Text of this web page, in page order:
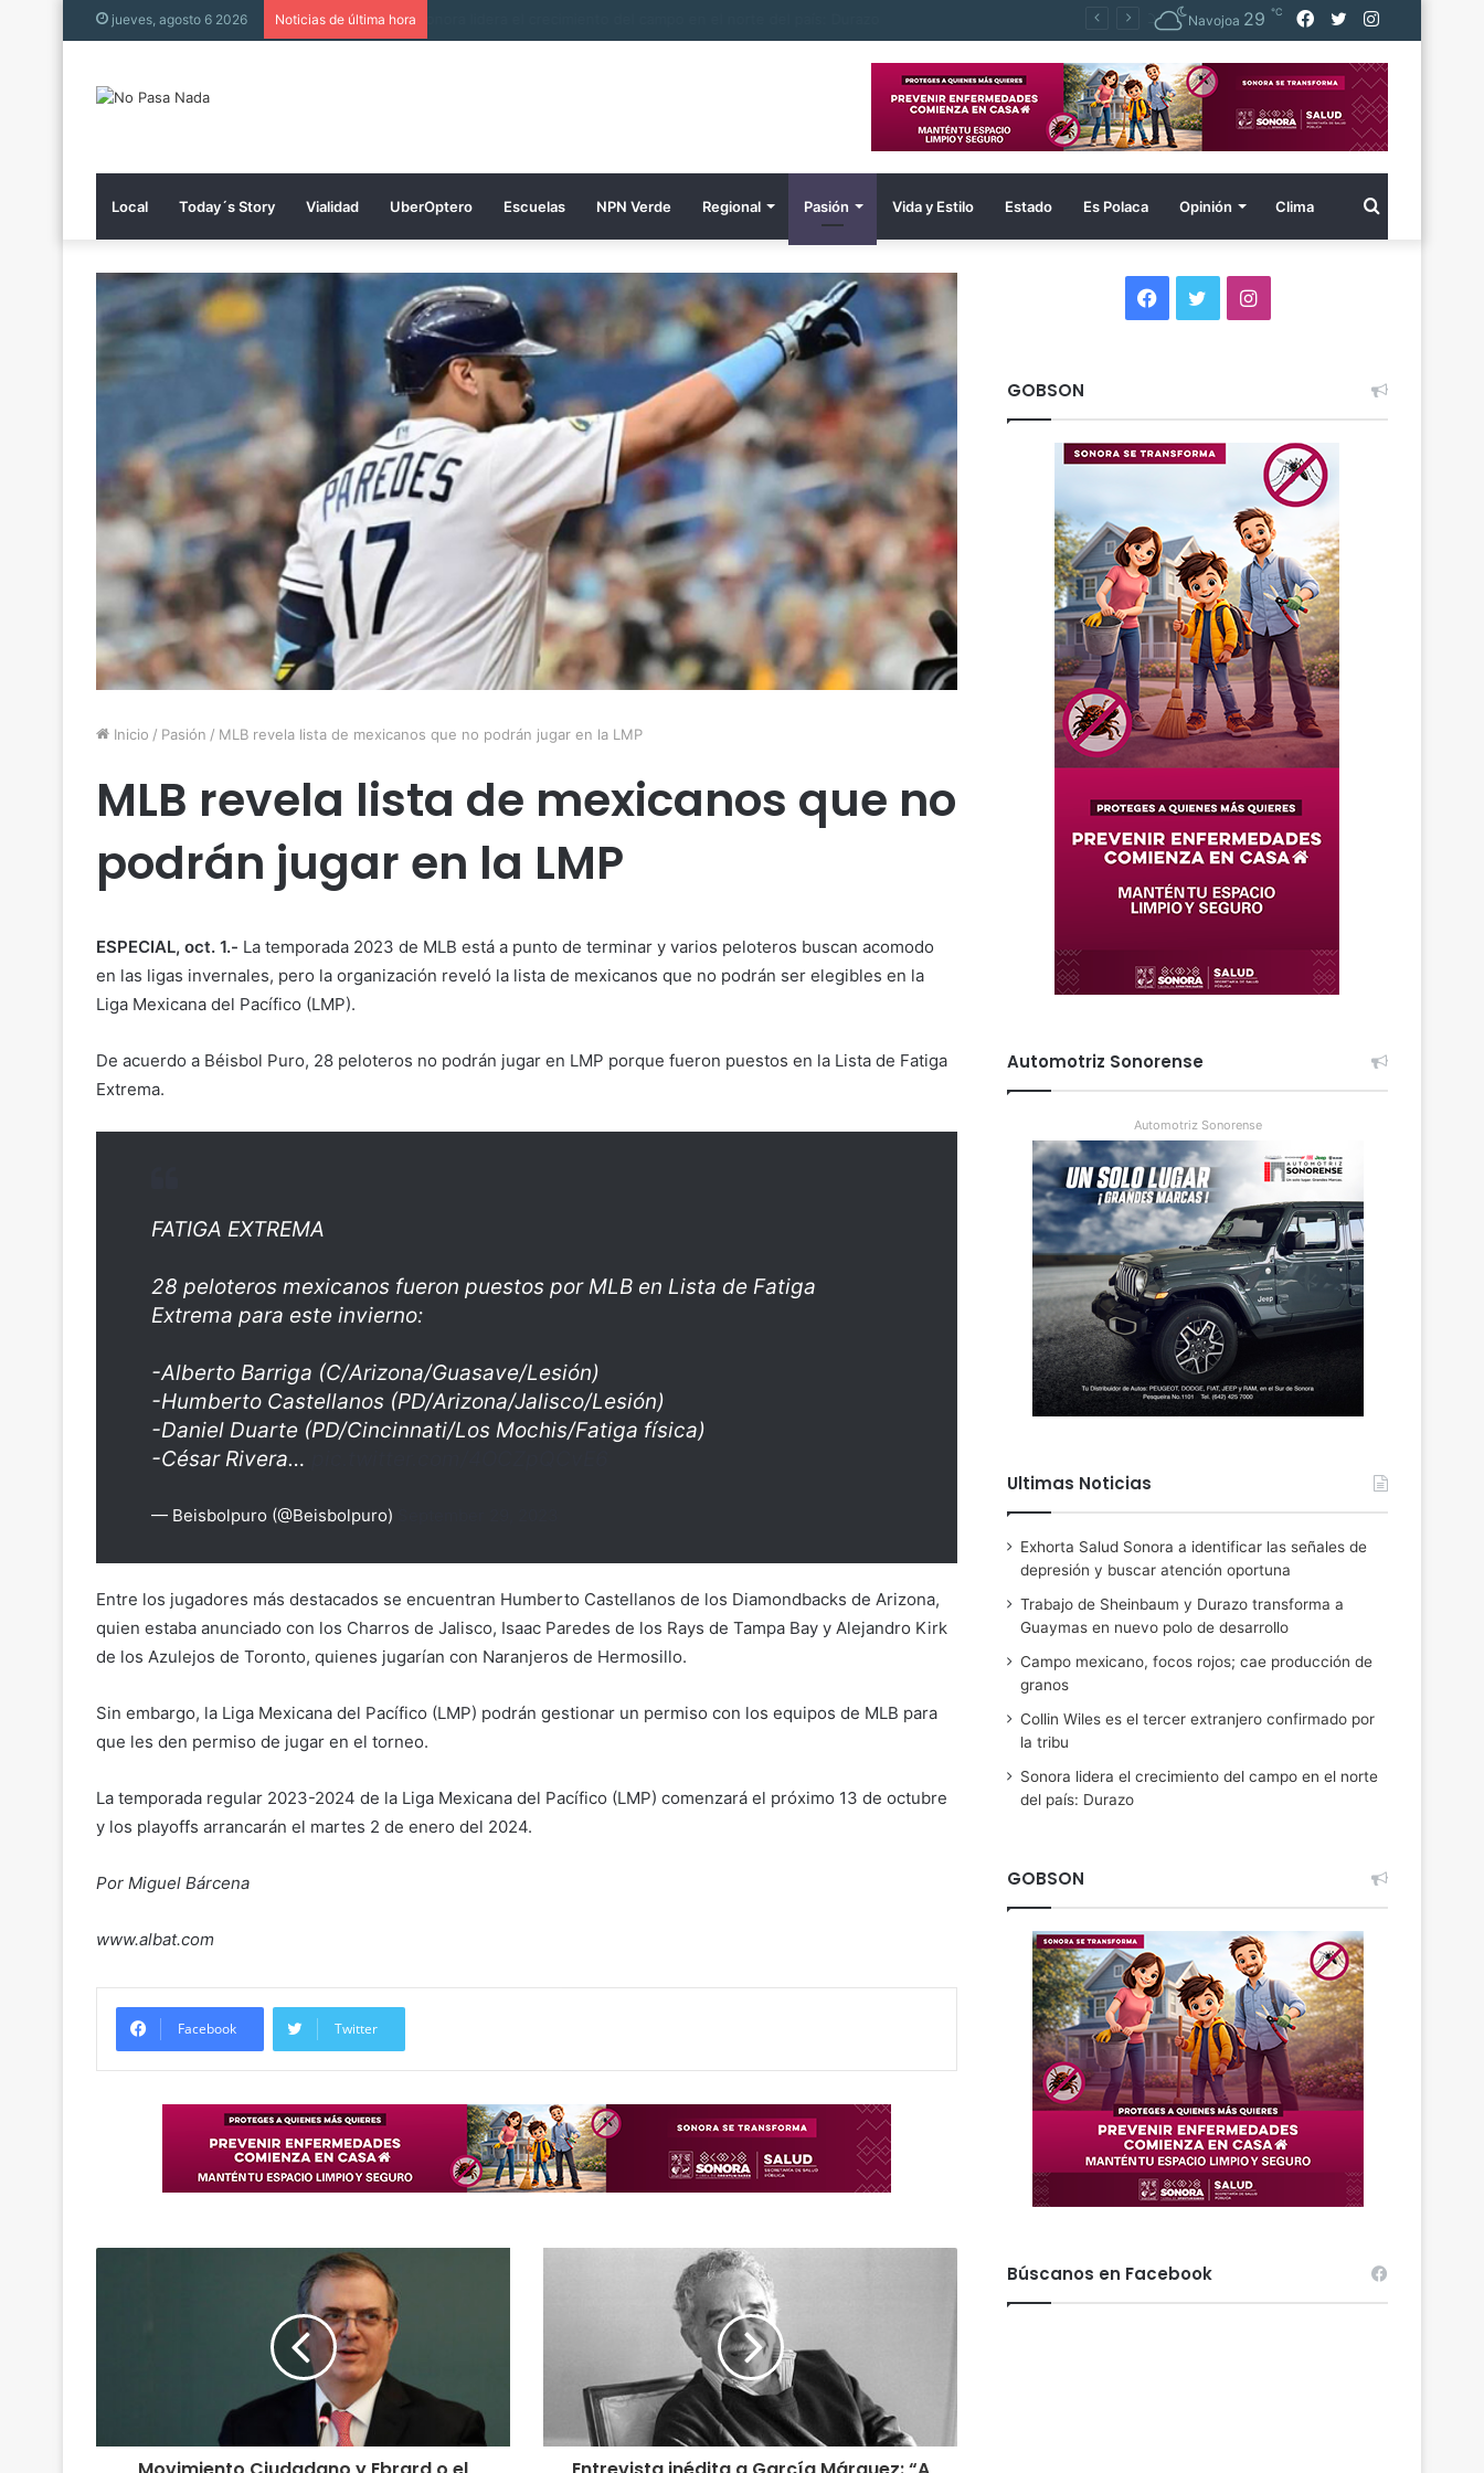
jueves, agosto 6 2026 Noticias de última hora Instagram
Twitter
Facebook
Navojoa 29 ℃
Local Today´s Story Vialidad UberOptero Escuelas NPN Verde Regional Pasión Vida y Estilo Estado Es Polaca Opinión Clima Buscar
Inicio / Pasión / MLB revela lista de mexicanos que no podrán jugar en la LMP
MLB revela lista de mexicanos que no
podrán jugar en la LMP
ESPECIAL, oct. 1.- La temporada 2023 de MLB está a punto de terminar y varios peloteros buscan acomodo
en las ligas invernales, pero la organización reveló la lista de mexicanos que no podrán ser elegibles en la
Liga Mexicana del Pacífico (LMP).
De acuerdo a Béisbol Puro, 28 peloteros no podrán jugar en LMP porque fueron puestos en la Lista de Fatiga
Extrema.
FATIGA EXTREMA
28 peloteros mexicanos fueron puestos por MLB en Lista de Fatiga
Extrema para este invierno:
-Alberto Barriga (C/Arizona/Guasave/Lesión)
-Humberto Castellanos (PD/Arizona/Jalisco/Lesión)
-Daniel Duarte (PD/Cincinnati/Los Mochis/Fatiga física)
-César Rivera…
— Beisbolpuro (@Beisbolpuro)
Entre los jugadores más destacados se encuentran Humberto Castellanos de los Diamondbacks de Arizona,
quien estaba anunciado con los Charros de Jalisco, Isaac Paredes de los Rays de Tampa Bay y Alejandro Kirk
de los Azulejos de Toronto, quienes jugarían con Naranjeros de Hermosillo.
Sin embargo, la Liga Mexicana del Pacífico (LMP) podrán gestionar un permiso con los equipos de MLB para
que les den permiso de jugar en el torneo.
La temporada regular 2023-2024 de la Liga Mexicana del Pacífico (LMP) comenzará el próximo 13 de octubre
y los playoffs arrancarán el martes 2 de enero del 2024.
Por Miguel Bárcena
www.albat.com
Facebook Twitter
Facebook
TwitterInstagram
GOBSON
Automotriz Sonorense
Automotriz Sonorense
Ultimas Noticias
Exhorta Salud Sonora a identificar las señales de
depresión y buscar atención oportuna
Trabajo de Sheinbaum y Durazo transforma a
Guaymas en nuevo polo de desarrollo
Campo mexicano, focos rojos; cae producción de
granos
Collin Wiles es el tercer extranjero confirmado por
la tribu
Sonora lidera el crecimiento del campo en el norte
del país: Durazo
GOBSON
Búscanos en Facebook